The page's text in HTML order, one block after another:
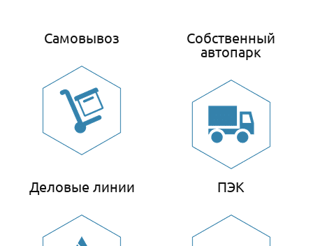
Самовывоз
Собственный
автопарк
Деловые линии ПЭК